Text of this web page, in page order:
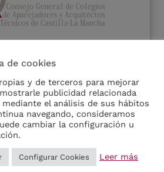
POR LA
TÉCNICO DE LA
de cookies
y de terceros para mejorar
publicidad relacionada
el análisis de sus hábitos
navegando, consideramos
cambiar la configuración u
Configurar Cookies Leer más